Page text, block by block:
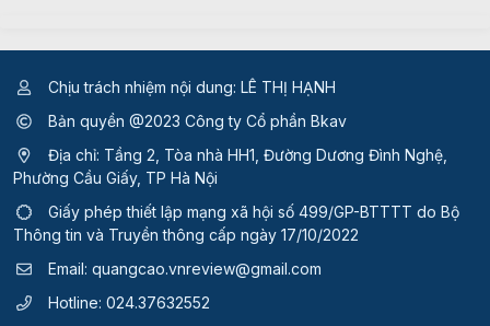
Chịu trách nhiệm nội dung: LÊ THỊ HẠNH
Bản quyền @2023 Công ty Cổ phần Bkav
Địa chỉ: Tầng 2, Tòa nhà HH1, Đường Dương Đình Nghệ,
Phường Cầu Giấy, TP Hà Nội
Giấy phép thiết lập mạng xã hội số 499/GP-BTTTT do Bộ
Thông tin và Truyền thông cấp ngày 17/10/2022
Email: quangcao.vnreview@gmail.com
Hotline: 024.37632552